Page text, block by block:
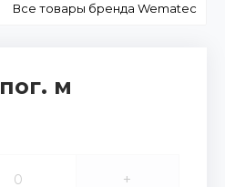
Все товары бренда Wematec
пог. м
+